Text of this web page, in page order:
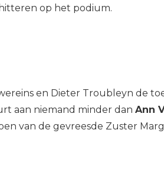
op het podium.
en Dieter Troubleyn de
aan niemand minder dan Ann
van de gevreesde Zuster